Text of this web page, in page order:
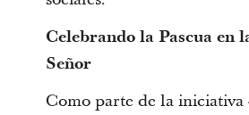
Celebrando la Pascua en
Señor
Como parte de la iniciativa